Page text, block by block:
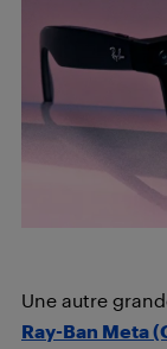
Une autre
Ray-Ban Meta